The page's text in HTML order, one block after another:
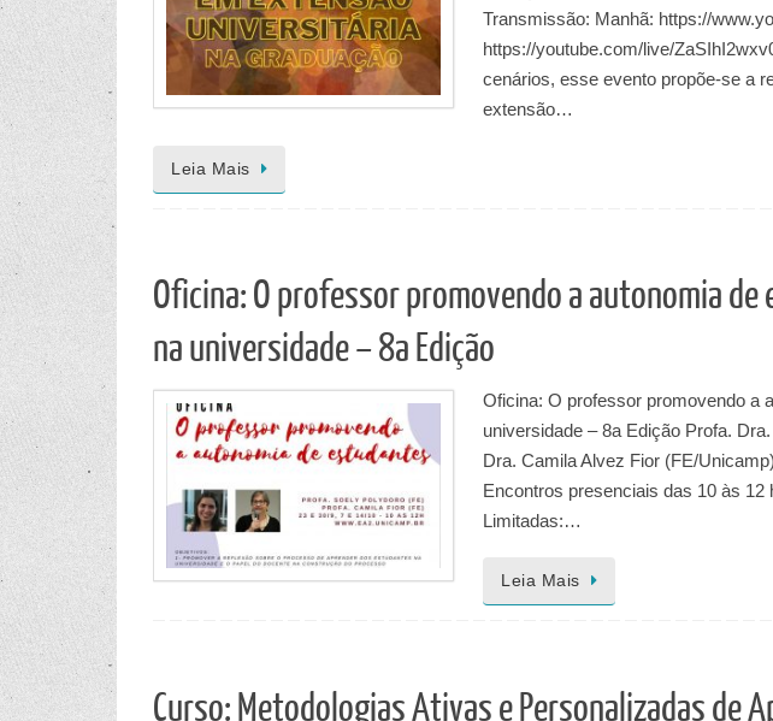
Transmissão: Manhã: https://
https://youtube.com/live/
cenários, esse evento propõe-se a
extensão…
Leia Mais
Oficina: O professor promovendo a autonomia
na universidade – 8a Edição
Oficina: O professor promovendo a
universidade – 8a Edição Profa.
Dra. Camila Alvez Fior (FE/
Encontros presenciais das 10 às 12
Limitadas:…
Leia Mais
Curso: Metodologias Ativas e Personalizadas de